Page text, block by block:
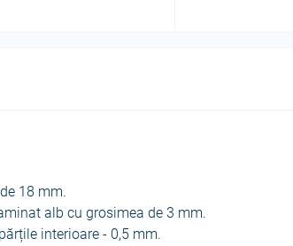
18 mm.
alb cu grosimea de 3 mm.
interioare - 0,5 mm.